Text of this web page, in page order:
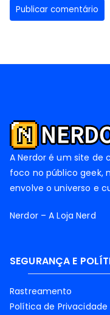
A Nerdor é um site
foco no público geek,
envolve o universo e
Nerdor – A Loja Nerd
SEGURANÇA E
Rastreamento
Política de Privacidade